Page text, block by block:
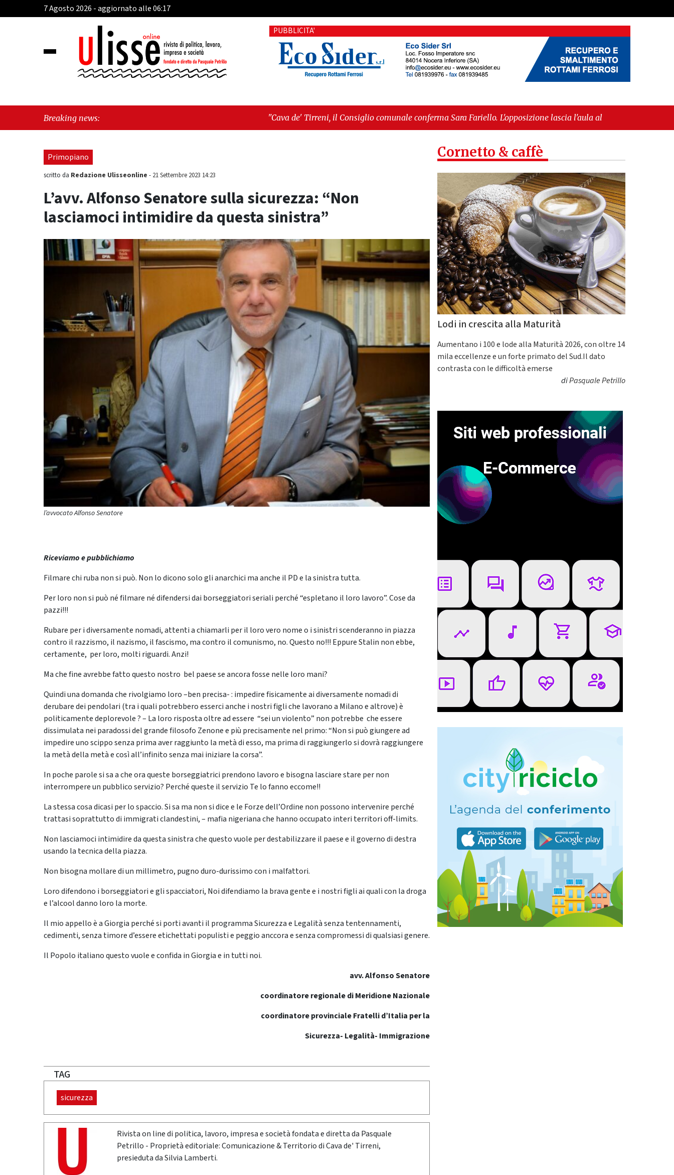
7 Agosto 2026 - aggiornato alle 06:17
PUBBLICITA'
Breaking news: "Cava de' Tirreni, il Consiglio comunale conferma Sara Fariello. L'opposizione lascia l'aula al momento del voto"
sul Mare, giornata storica: la ceramica ammessa alla fase europea per l’IGP"
Primopiano
scritto da Redazione Ulisseonline - 21 Settembre 2023 14:23
L’avv. Alfonso Senatore sulla sicurezza: “Non
lasciamoci intimidire da questa sinistra”
l’avvocato Alfonso Senatore
Riceviamo e pubblichiamo
Filmare chi ruba non si può. Non lo dicono solo gli anarchici ma anche il PD e la sinistra tutta.
Per loro non si può né filmare né difendersi dai borseggiatori seriali perché “espletano il loro lavoro”. Cose da
pazzi!!!
Rubare per i diversamente nomadi, attenti a chiamarli per il loro vero nome o i sinistri scenderanno in piazza
contro il razzismo, il nazismo, il fascismo, ma contro il comunismo, no. Questo no!!! Eppure Stalin non ebbe,
certamente, per loro, molti riguardi. Anzi!
Ma che fine avrebbe fatto questo nostro bel paese se ancora fosse nelle loro mani?
Quindi una domanda che rivolgiamo loro –ben precisa- : impedire fisicamente ai diversamente nomadi di
derubare dei pendolari (tra i quali potrebbero esserci anche i nostri figli che lavorano a Milano e altrove) è
politicamente deplorevole ? – La loro risposta oltre ad essere “sei un violento” non potrebbe che essere
dissimulata nei paradossi del grande filosofo Zenone e più precisamente nel primo: “Non si può giungere ad
impedire uno scippo senza prima aver raggiunto la metà di esso, ma prima di raggiungerlo si dovrà raggiungere
la metà della metà e così all’infinito senza mai iniziare la corsa”.
In poche parole si sa a che ora queste borseggiatrici prendono lavoro e bisogna lasciare stare per non
interrompere un pubblico servizio? Perché queste il servizio Te lo fanno eccome!!
La stessa cosa dicasi per lo spaccio. Si sa ma non si dice e le Forze dell’Ordine non possono intervenire perché
trattasi soprattutto di immigrati clandestini, – mafia nigeriana che hanno occupato interi territori off-limits.
Non lasciamoci intimidire da questa sinistra che questo vuole per destabilizzare il paese e il governo di destra
usando la tecnica della piazza.
Non bisogna mollare di un millimetro, pugno duro-durissimo con i malfattori.
Loro difendono i borseggiatori e gli spacciatori, Noi difendiamo la brava gente e i nostri figli ai quali con la droga
e l’alcool danno loro la morte.
Il mio appello è a Giorgia perché si porti avanti il programma Sicurezza e Legalità senza tentennamenti,
cedimenti, senza timore d’essere etichettati populisti e peggio anccora e senza compromessi di qualsiasi genere.
Il Popolo italiano questo vuole e confida in Giorgia e in tutti noi.
avv. Alfonso Senatore
coordinatore regionale di Meridione Nazionale
coordinatore provinciale Fratelli d’Italia per la
Sicurezza- Legalità- Immigrazione
TAG
sicurezza
Rivista on line di politica, lavoro, impresa e società fondata e diretta da Pasquale
Petrillo - Proprietà editoriale: Comunicazione & Territorio di Cava de' Tirreni,
presieduta da Silvia Lamberti.
Cornetto & caffè
Lodi in crescita alla Maturità
Aumentano i 100 e lode alla Maturità 2026, con oltre 14
mila eccellenze e un forte primato del Sud.Il dato
contrasta con le difficoltà emerse
diPasquale Petrillo